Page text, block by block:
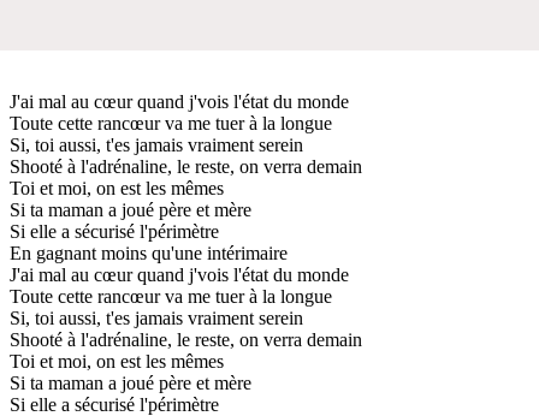
J'ai mal au cœur quand j'vois l'état du monde
Toute cette rancœur va me tuer à la longue
Si, toi aussi, t'es jamais vraiment serein
Shooté à l'adrénaline, le reste, on verra demain
Toi et moi, on est les mêmes
Si ta maman a joué père et mère
Si elle a sécurisé l'périmètre
En gagnant moins qu'une intérimaire
J'ai mal au cœur quand j'vois l'état du monde
Toute cette rancœur va me tuer à la longue
Si, toi aussi, t'es jamais vraiment serein
Shooté à l'adrénaline, le reste, on verra demain
Toi et moi, on est les mêmes
Si ta maman a joué père et mère
Si elle a sécurisé l'périmètre